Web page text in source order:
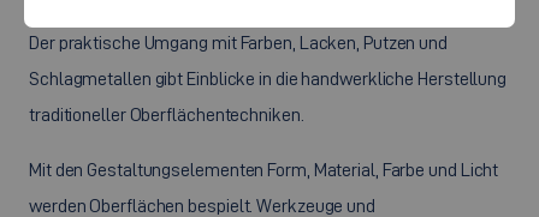
Der praktische Umgang mit Farben, Lacken, Putzen und
Schlagmetallen gibt Einblicke in die handwerkliche Herstellung
traditioneller Oberflächentechniken.
Mit den Gestaltungselementen Form, Material, Farbe und Licht
werden Oberflächen bespielt. Werkzeuge und